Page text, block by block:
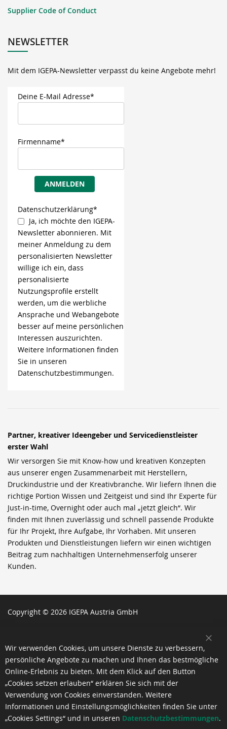
Supplier Code of Conduct
NEWSLETTER
Mit dem IGEPA-Newsletter verpasst du keine Angebote mehr!
Deine E-Mail Adresse*
Firmenname*
ANMELDEN
Datenschutzerklärung*
Ja, ich möchte den IGEPA-
Newsletter abonnieren. Mit
meiner Anmeldung zu dem
personalisierten Newsletter
willige ich ein, dass
personalisierte
Nutzungsprofile erstellt
werden, um die werbliche
Ansprache und Webangebote
besser auf meine persönlichen
Interessen auszurichten.
Weitere Informationen finden
Sie in unseren
Datenschutzbestimmungen.
Partner, kreativer Ideengeber und Servicedienstleister
erster Wahl
Wir versorgen Sie mit Know-how und kreativen Konzepten
aus unserer engen Zusammenarbeit mit Herstellern,
Druckindustrie und der Kreativbranche. Wir liefern Ihnen die
richtige Portion Wissen und Zeitgeist und sind Ihr Experte für
Just-in-time, Overnight oder auch mal „jetzt gleich“. Wir
finden mit Ihnen zuverlässig und schnell passende Produkte
für Ihr Projekt, Ihre Aufgabe, Ihr Vorhaben. Mit unseren
Produkten und Dienstleistungen liefern wir einen wichtigen
Beitrag zum nachhaltigen Unternehmenserfolg unserer
Kunden.
Copyright © 2026 IGEPA Austria GmbH
Wir verwenden Cookies, um unsere Dienste zu verbessern,
persönliche Angebote zu machen und Ihnen das bestmögliche
Online-Erlebnis zu bieten. Mit dem Klick auf den Button
„Cookies setzen erlauben“ erklären Sie sich mit der
Verwendung von Cookies einverstanden. Weitere
Informationen und Einstellungsmöglichkeiten finden Sie unter
„Cookies Settings“ und in unseren Datenschutzbestimmungen.